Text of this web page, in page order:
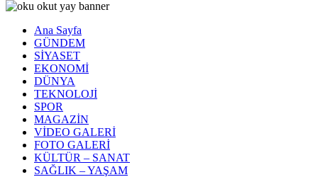
Ana Sayfa
GÜNDEM
SİYASET
EKONOMİ
DÜNYA
TEKNOLOJİ
SPOR
MAGAZİN
VİDEO GALERİ
FOTO GALERİ
KÜLTÜR – SANAT
SAĞLIK – YAŞAM